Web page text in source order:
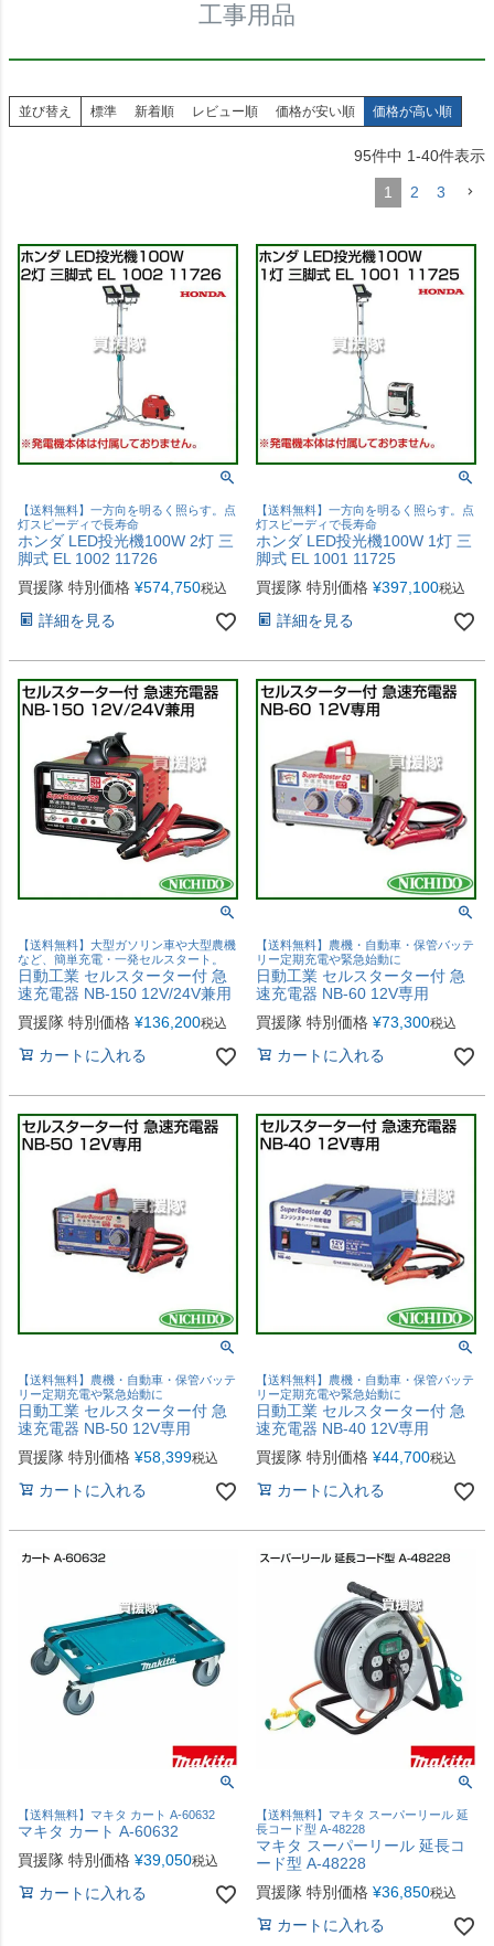
工事用品
並び替え 標準 新着順 レビュー順 価格が安い順 価格が高い順
95件中 1-40件表示
1 2 3
【送料無料】一方向を明るく照らす。点
灯スピーディで長寿命
ホンダ LED投光機100W 2灯 三
脚式 EL 1002 11726
買援隊 特別価格 ¥574,750税込
詳細を見る
【送料無料】一方向を明るく照らす。点
灯スピーディで長寿命
ホンダ LED投光機100W 1灯 三
脚式 EL 1001 11725
買援隊 特別価格 ¥397,100税込
詳細を見る
【送料無料】大型ガソリン車や大型農機
など、簡単充電・一発セルスタート。
日動工業 セルスターター付 急
速充電器 NB-150 12V/24V兼用
買援隊 特別価格 ¥136,200税込
カートに入れる
【送料無料】農機・自動車・保管バッテ
リー定期充電や緊急始動に
日動工業 セルスターター付 急
速充電器 NB-60 12V専用
買援隊 特別価格 ¥73,300税込
カートに入れる
【送料無料】農機・自動車・保管バッテ
リー定期充電や緊急始動に
日動工業 セルスターター付 急
速充電器 NB-50 12V専用
買援隊 特別価格 ¥58,399税込
カートに入れる
【送料無料】農機・自動車・保管バッテ
リー定期充電や緊急始動に
日動工業 セルスターター付 急
速充電器 NB-40 12V専用
買援隊 特別価格 ¥44,700税込
カートに入れる
【送料無料】マキタ カート A-60632
マキタ カート A-60632
買援隊 特別価格 ¥39,050税込
カートに入れる
【送料無料】マキタ スーパーリール 延
長コード型 A-48228
マキタ スーパーリール 延長コ
ード型 A-48228
買援隊 特別価格 ¥36,850税込
カートに入れる